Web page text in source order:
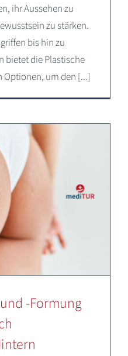
ihr Aussehen zu
zu stärken.
bis hin zu
bietet die Plastische
Optionen, um den [...]
-Formung